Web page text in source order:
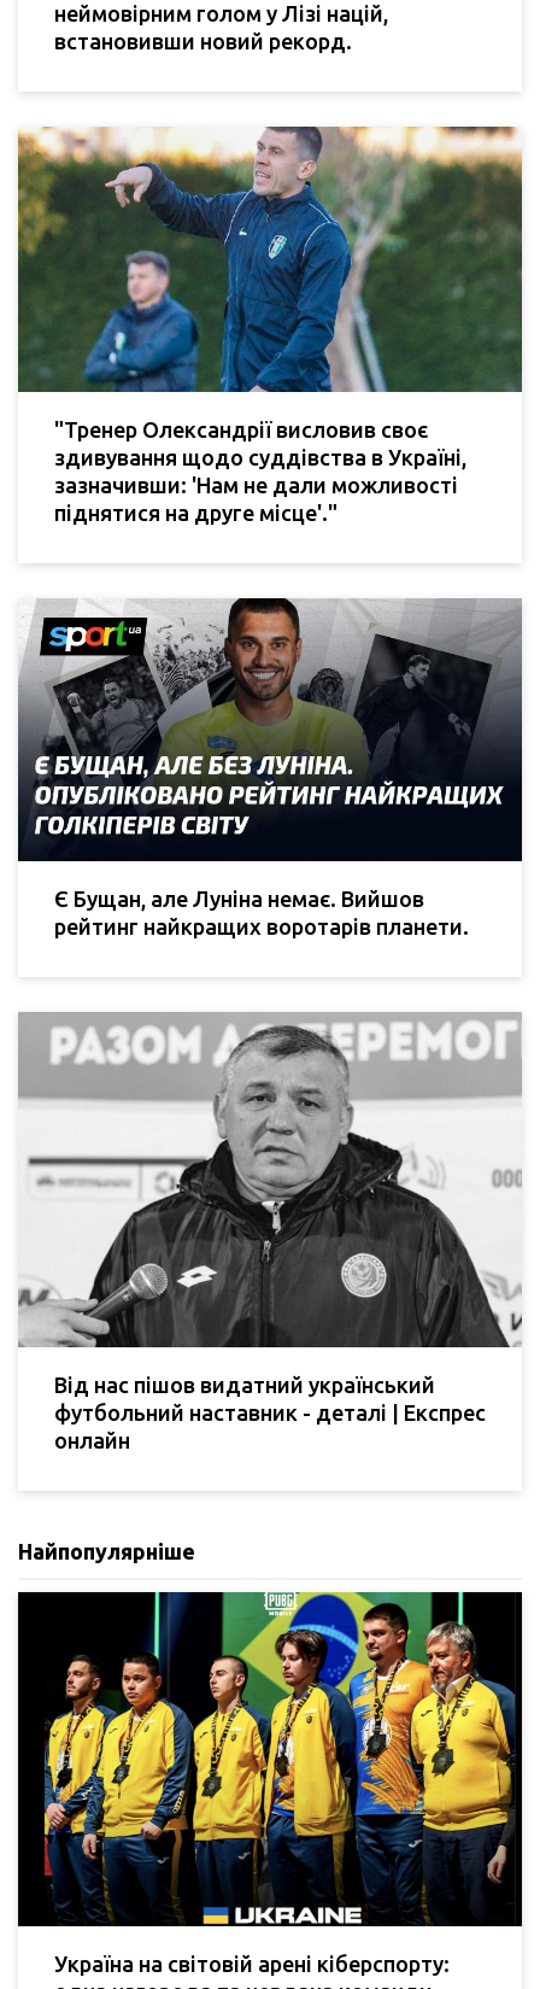
неймовірним голом у Лізі націй,
встановивши новий рекорд.
"Тренер Олександрії висловив своє
здивування щодо суддівства в Україні,
зазначивши: 'Нам не дали можливості
піднятися на друге місце'."
Є Бущан, але Луніна немає. Вийшов
рейтинг найкращих воротарів планети.
Від нас пішов видатний український
футбольний наставник - деталі | Експрес
онлайн
Найпопулярніше
Україна на світовій арені кіберспорту: